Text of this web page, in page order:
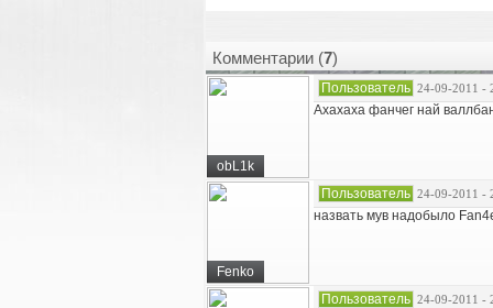
Комментарии (7)
obL1k
Пользователь 24-09-2011 -
Ахахаха фанчег най
Fenko
Пользователь 24-09-2011 -
назвать мув надобыло
Пользователь 24-09-2011 -